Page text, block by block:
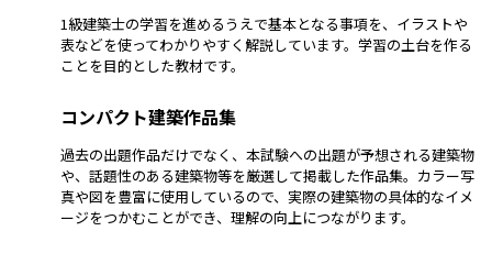
1級建築士の学習を進めるうえで基本となる事項を、イラストや
表などを使ってわかりやすく解説しています。学習の土台を作る
ことを目的とした教材です。
コンパクト建築作品集
過去の出題作品だけでなく、本試験への出題が予想される建築物
や、話題性のある建築物等を厳選して掲載した作品集。カラー写
真や図を豊富に使用しているので、実際の建築物の具体的なイメ
ージをつかむことができ、理解の向上につながります。